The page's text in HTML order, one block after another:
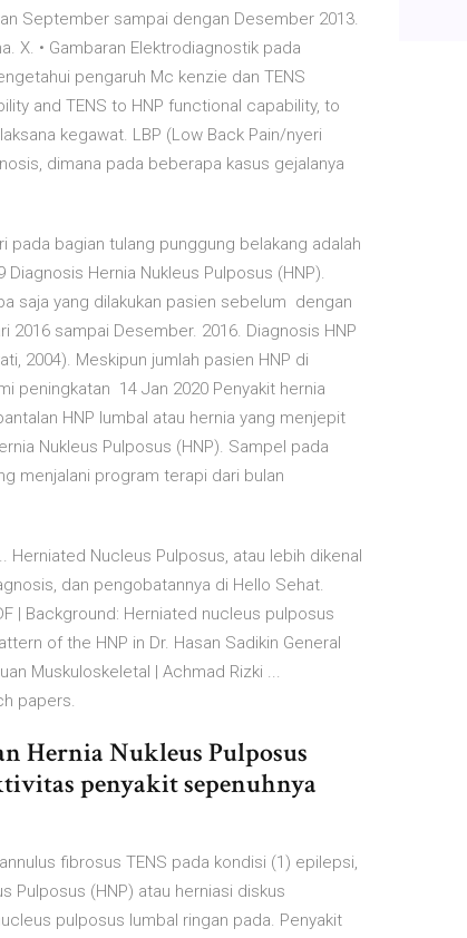
September sampai dengan Desember 2013.
X. • Gambaran Elektrodiagnostik pada
pengaruh Mc kenzie dan TENS
and TENS to HNP functional capability, to
kegawat. LBP (Low Back Pain/nyeri
dimana pada beberapa kasus gejalanya
pada bagian tulang punggung belakang adalah
Diagnosis Hernia Nukleus Pulposus (HNP).
saja yang dilakukan pasien sebelum dengan
2016 sampai Desember. 2016. Diagnosis HNP
2004). Meskipun jumlah pasien HNP di
peningkatan 14 Jan 2020 Penyakit hernia
HNP lumbal atau hernia yang menjepit
Nukleus Pulposus (HNP). Sampel pada
menjalani program terapi dari bulan
Herniated Nucleus Pulposus, atau lebih dikenal
dan pengobatannya di Hello Sehat.
| Background: Herniated nucleus pulposus
of the HNP in Dr. Hasan Sadikin General
Muskuloskeletal | Achmad Rizki ...
papers.
Hernia Nukleus Pulposus
penyakit sepenuhnya
fibrosus TENS pada kondisi (1) epilepsi,
Pulposus (HNP) atau herniasi diskus
pulposus lumbal ringan pada. Penyakit